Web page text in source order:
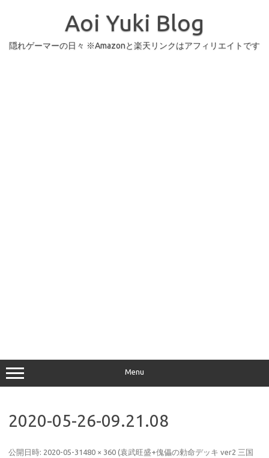
Aoi Yuki Blog
隠れゲーマーの日々 ※Amazonと楽天リンクはアフィリエイトです
Menu
2020-05-26-09.21.08
公開日時: 2020-05-31 480 × 360 (袁武旺盛+傀儡の勅命デッキ ver2 三国